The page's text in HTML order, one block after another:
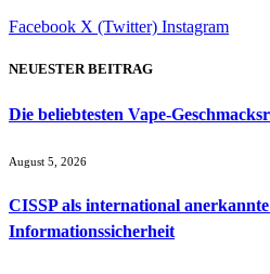
Facebook X (Twitter) Instagram
NEUESTER BEITRAG
Die beliebtesten Vape-
August 5, 2026
CISSP als international
Informationssicherheit